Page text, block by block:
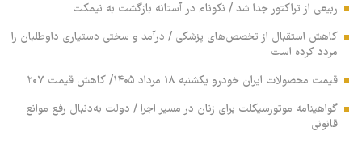
ربیعی از تراکتور جدا شد / نکونام در آستانه بازگشت به نیمکت
کاهش استقبال از تخصص‌های پزشکی / درآمد و سختی دستیاری داوطلبان را
مردد کرده است
قیمت محصولات ایران خودرو یکشنبه ۱۸ مرداد ۱۴۰۵/ کاهش قیمت ۲۰۷
گواهینامه موتورسیکلت برای زنان در مسیر اجرا / دولت به‌دنبال رفع موانع
قانونی